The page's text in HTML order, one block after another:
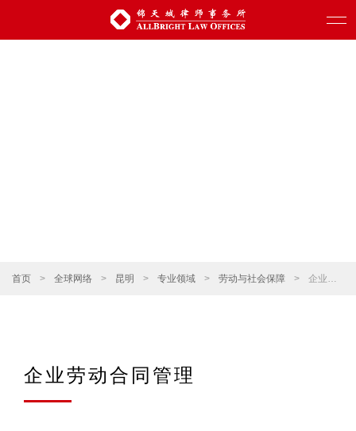
首页 > 全球网络 > 昆明 > 专业领域 > 劳动与社会保障 > 企业劳动合同管理
企业劳动合同管理